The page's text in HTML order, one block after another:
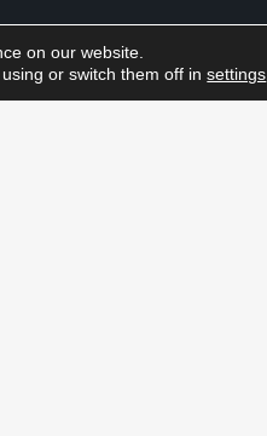
on our website.
or switch them off insettings